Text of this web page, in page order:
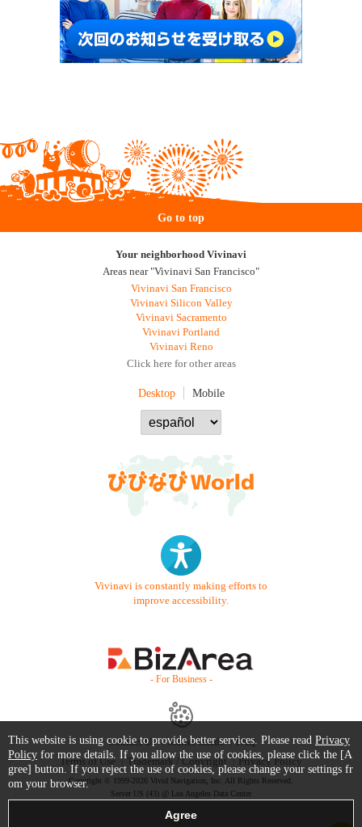
Go to top
Your neighborhood Vivinavi
Areas near "Vivinavi San Francisco"
Vivinavi San Francisco
Vivinavi Silicon Valley
Vivinavi Sacramento
Vivinavi Portland
Vivinavi Reno
Click here for other areas
Desktop Mobile
Vivinavi is constantly making efforts to
improve accessibility.
- For Business -
Contact Us Starter Guide
FAQ
Terms of Use
Trademark / Copyright Privacy Policy
Copyright © 1999-2026 Vivid Navigation, Inc. All Rights Reserved.
Server US (43) @ Los Angeles Data Center
This website is using cookie to provide better services. Please read Privacy
Policy for more details. If you allow the use of cookies, please click the [A
gree] button. If you reject the use of cookies, please change your settings fr
om your browser.